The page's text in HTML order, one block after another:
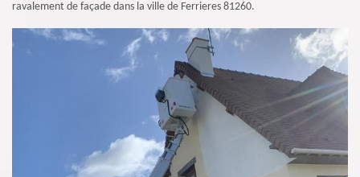
ravalement de façade dans la ville de Ferrieres 81260.